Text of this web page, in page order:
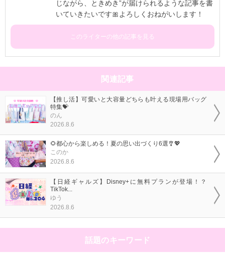
じながら、ときめき”が届けられるような記事を書
いていきたいです🎀よろしくおねがいします！
このライターの他の記事を見る
関連記事
【推し活】可愛いと大容量どちらも叶える現場用バッグ
特集💝
のん
2026.8.6
🌻都心から楽しめる！夏の思い出づくり6選🎐💖
このか
2026.8.6
【日経ギャルズ】Disney+に無料プランが登場！？
TikTok...
ゆう
2026.8.6
話題のキーワード